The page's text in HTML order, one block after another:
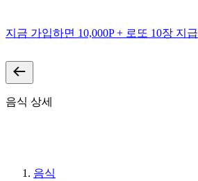
지금 가입하면 10,000P + 로또 10장 지급
음식 상세
음식